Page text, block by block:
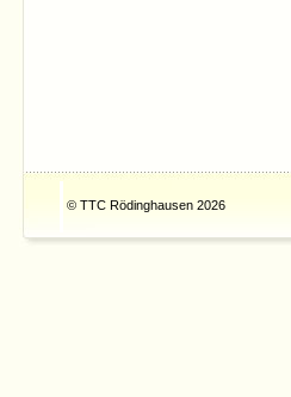
© TTC Rödinghausen 2026